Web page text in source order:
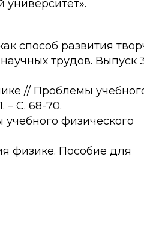
способ развития
трудов. Выпуск
// Проблемы
– С. 68-70.
физического
физике. Пособие для